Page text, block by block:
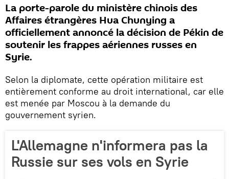
La porte-parole du ministère chinois des
Affaires étrangères Hua Chunying a
officiellement annoncé la décision de Pékin de
soutenir les frappes aériennes russes en
Syrie.
Selon la diplomate, cette opération militaire est
entièrement conforme au droit international, car elle
est menée par Moscou à la demande du
gouvernement syrien.
L'Allemagne n'informera pas la
Russie sur ses vols en Syrie